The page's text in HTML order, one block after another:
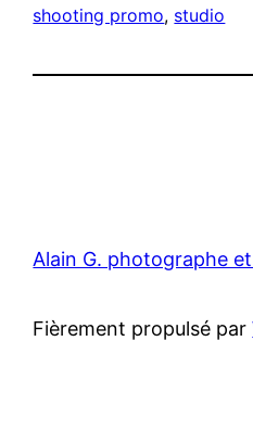
shooting promo, studio
Alain G. photographe
Fièrement propulsé par